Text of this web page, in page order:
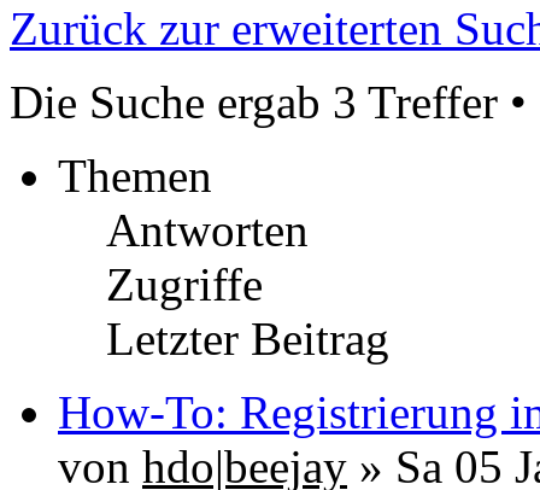
Zurück zur erweiterten
Die Suche ergab 3 Treffer
Themen
Antworten
Zugriffe
Letzter Beitrag
How-To: Registrierung
von hdo|beejay » Sa 05